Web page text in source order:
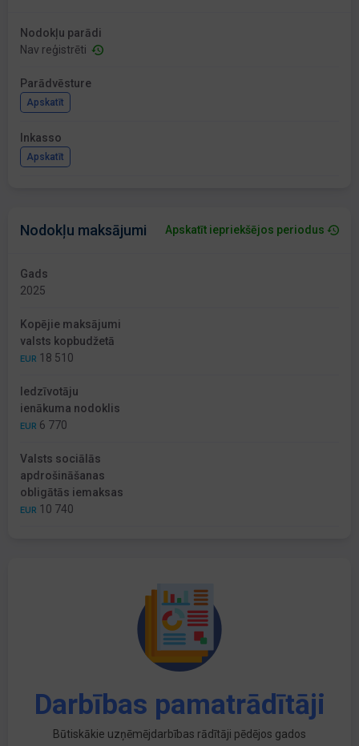
Nodokļu parādi
Nav reģistrēti
Parādvēsture
Apskatīt
Inkasso
Apskatīt
Nodokļu maksājumi Apskatīt iepriekšējos periodus
Gads
2025
Kopējie maksājumi
valsts kopbudžetā
EUR 18 510
Iedzīvotāju
ienākuma nodoklis
EUR 6 770
Valsts sociālās
apdrošināšanas
obligātās iemaksas
EUR 10 740
Darbības pamatrādītāji
Būtiskākie uzņēmējdarbības rādītāji pēdējos gados